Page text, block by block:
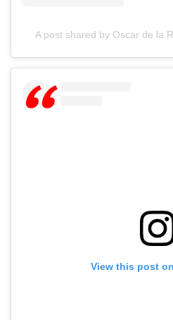
A post shared by Oscar de la
View this post